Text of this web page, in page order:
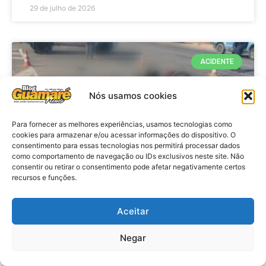
Nós usamos cookies
Para fornecer as melhores experiências, usamos tecnologias como
cookies para armazenar e/ou acessar informações do dispositivo. O
consentimento para essas tecnologias nos permitirá processar dados
como comportamento de navegação ou IDs exclusivos neste site. Não
consentir ou retirar o consentimento pode afetar negativamente certos
recursos e funções.
Aceitar
Negar
29 de julho de 2026
ACIDENTE
Acidente: A caminho do trabalho
professora se envolve em
acidente e vai a obito na RN 118
no Alto do Rodrigues, RN